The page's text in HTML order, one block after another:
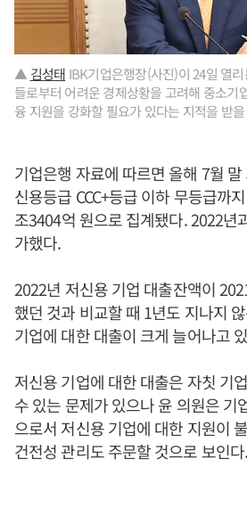
▲ 김성태 IBK기업은행장(사진)이 24일 열
들로부터 어려운 경제상황을 고려해 중소기
융 지원을 강화할 필요가 있다는 지적을 받
기업은행 자료에 따르면 올해 7월
신용등급 CCC+등급 이하 무등급까
조3404억 원으로 집계됐다. 2022년
가했다.
2022년 저신용 기업 대출잔액이
했던 것과 비교할 때 1년도 지나지
기업에 대한 대출이 크게 늘어나고
저신용 기업에 대한 대출은 자칫 기
수 있는 문제가 있으나 윤 의원은 기
으로서 저신용 기업에 대한 지원이
건전성 관리도 주문할 것으로 보인다.